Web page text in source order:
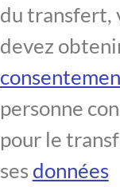
du transfert,
devez
personne
pour le
ses données